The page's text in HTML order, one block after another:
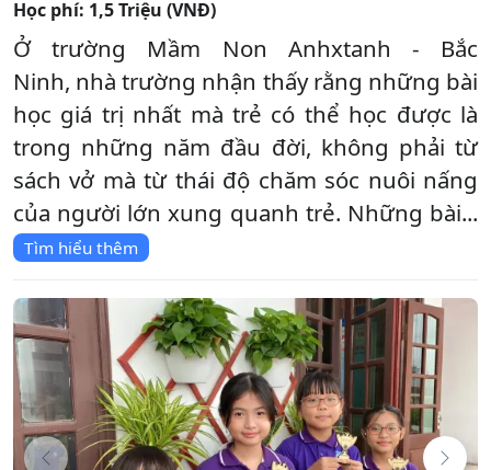
Học phí: 1,5 Triệu (VNĐ)
Ở trường Mầm Non Anhxtanh - Bắc
Ninh, nhà trường nhận thấy rằng những bài
học giá trị nhất mà trẻ có thể học được là
trong những năm đầu đời, không phải từ
sách vở mà từ thái độ chăm sóc nuôi nấng
của người lớn xung quanh trẻ. Những bài...
Tìm hiểu thêm